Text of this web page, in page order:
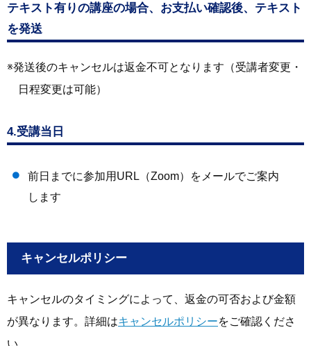
テキスト有りの講座の場合、お支払い確認後、テキスト
を発送
発送後のキャンセルは返金不可となります（受講者変更・
日程変更は可能）
4.受講当日
前日までに参加用URL（Zoom）をメールでご案内
します
キャンセルポリシー
キャンセルのタイミングによって、返金の可否および金額
が異なります。詳細はキャンセルポリシーをご確認くださ
い。